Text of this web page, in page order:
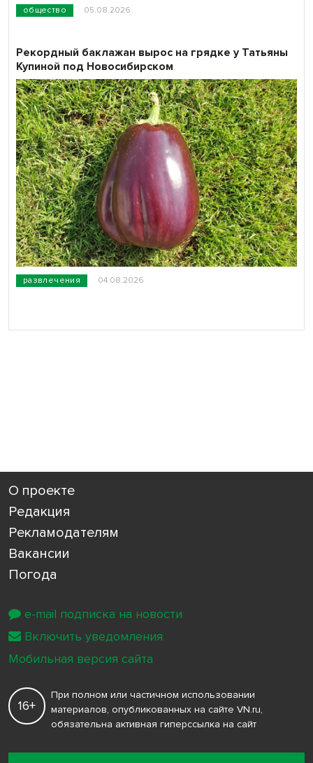
общество 05.08.2026
развлечения 04.08.2026
Рекордный баклажан вырос на грядке у Татьяны
Купиной под Новосибирском
О проекте
Редакция
Рекламодателям
Вакансии
Погода
16+
При полном или частичном использовании
материалов, опубликованных на сайте VN.ru,
обязательна активная гиперссылка на сайт
e-mail подписка на новости
Включить уведомления
Мобильная версия сайта